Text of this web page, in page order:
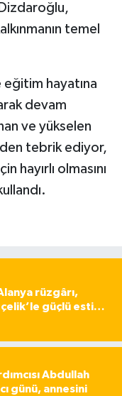
temel
hayatına
devam
ve yükselen
tebrik ediyor,
hayırlı olmasını
rüzgârı,
güçlü esti…
Abdullah
günü, annesini